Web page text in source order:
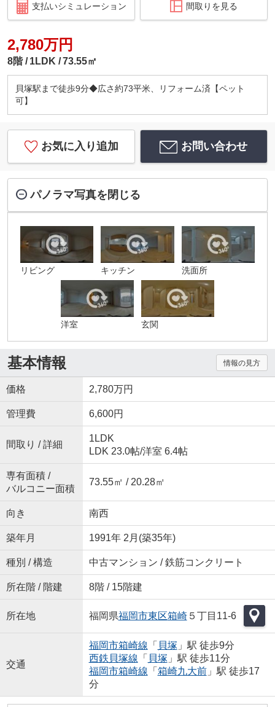
支払いシミュレーション 間取りを見る
2,780万円
8階 1LDK 73.55㎡
貝塚駅まで徒歩9分◆広さ約73平米、リフォーム済【ペット
可】
お気に入り追加 お問い合わせ
パノラマ写真を閉じる
リビング キッチン 洗面所
洋室 玄関
基本情報 情報の見方
価格 2,780万円
管理費 6,600円
間取り / 詳細
1LDK
LDK 23.0帖/洋室 6.4帖
専有面積 /
バルコニー面積
73.55㎡ / 20.28㎡
向き 南西
築年月 1991年 2月(築35年)
種別 / 構造 中古マンション / 鉄筋コンクリート
所在階 / 階建 8階 / 15階建
所在地 福岡県福岡市東区箱崎５丁目11-6
交通
福岡市箱崎線 「 貝塚 」駅 徒歩9分
西鉄貝塚線 「 貝塚 」駅 徒歩11分
福岡市箱崎線 「 箱崎九大前」駅 徒歩17
分